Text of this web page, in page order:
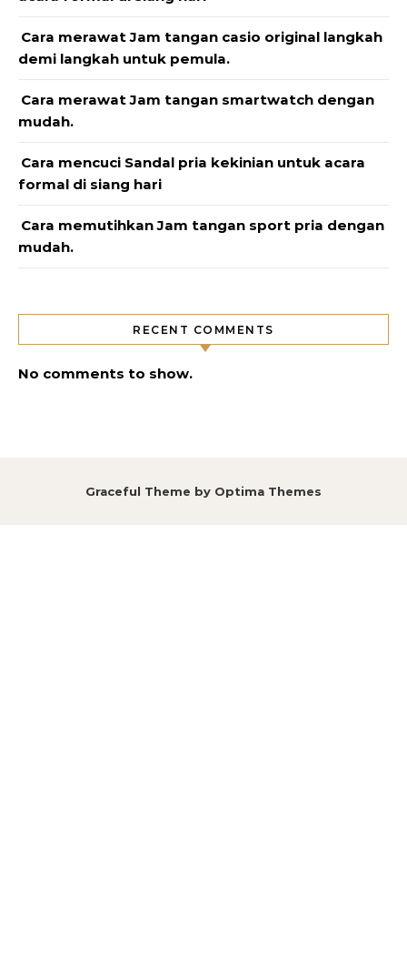
Cara merawat Jam tangan casio original langkah
demi langkah untuk pemula.
Cara merawat Jam tangan smartwatch dengan
mudah.
Cara mencuci Sandal pria kekinian untuk acara
formal di siang hari
Cara memutihkan Jam tangan sport pria dengan
mudah.
RECENT COMMENTS
No comments to show.
Graceful Theme by Optima Themes